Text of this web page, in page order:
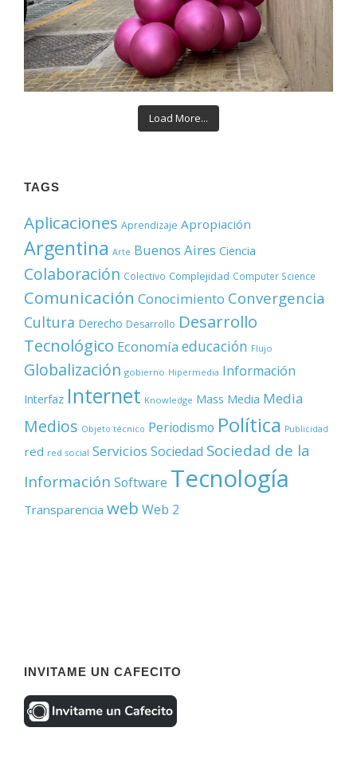
Load More...
TAGS
Aplicaciones Aprendizaje Apropiación
Argentina Arte Buenos Aires Ciencia
Colaboración Colectivo Complejidad Computer Science
Comunicación Conocimiento Convergencia
Cultura Derecho Desarrollo Desarrollo
Tecnológico Economía educación Flujo
Globalización gobierno Hipermedia Información
Interfaz Internet Knowledge Mass Media Media
Medios Objeto técnico Periodismo Política Publicidad
red red social Servicios Sociedad Sociedad de la
Información Software Tecnología
Transparencia web Web 2
INVITAME UN CAFECITO